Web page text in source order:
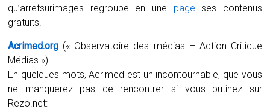
qu’arretsurimages regroupe en une page ses contenus
gratuits.
Acrimed.org (« Observatoire des médias – Action Critique
Médias »)
En quelques mots, Acrimed est un incontournable, que vous
ne manquerez pas de rencontrer si vous butinez sur
Rezo.net: